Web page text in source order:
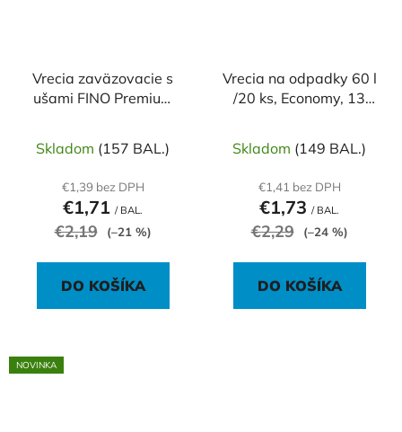
Vrecia zaväzovacie s
ušami FINO Premium
Skladom (157 BAL.)
€1,39 bez DPH
€1,71 / BAL.
€2,19 (–21 %)
DO KOŠÍKA
Vrecia na odpadky 60 l
/20 ks, Economy, 13
Skladom (149 BAL.)
€1,41 bez DPH
€1,73 / BAL.
€2,29 (–24 %)
DO KOŠÍKA
NOVINKA